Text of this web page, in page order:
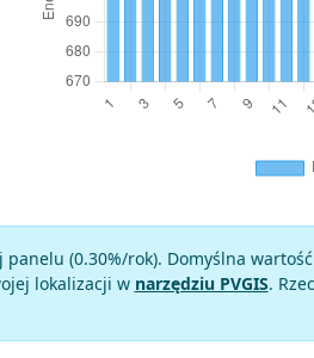
panelu (0.30%/rok). Domyślna
lokalizacji w narzędziu PVGIS.